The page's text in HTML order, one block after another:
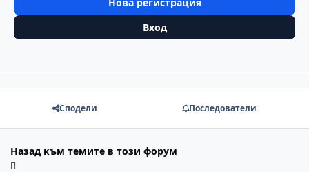
Вход
Сподели Последователи
Назад към темите в този форум